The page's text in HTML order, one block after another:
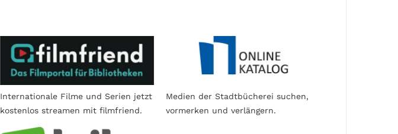
Internationale Filme und Serien jetzt
kostenlos streamen mit filmfriend.
Medien der Stadtbücherei suchen,
vormerken und verlängern.